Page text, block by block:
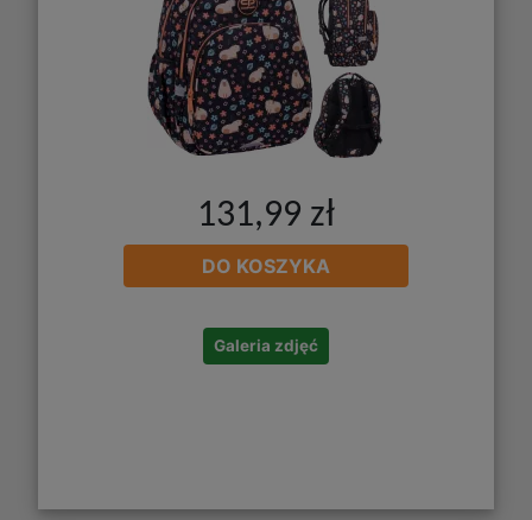
131,99 zł
DO KOSZYKA
Galeria zdjęć